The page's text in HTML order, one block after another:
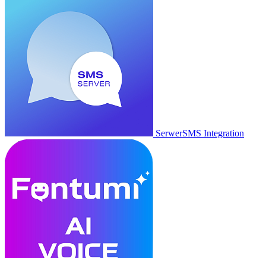
SerwerSMS Integration